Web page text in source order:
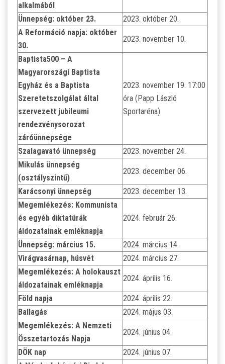
alkalmából
Ünnepség: október 23.
2023. október 20.
A Reformáció napja: október
30.
2023. november 10.
Baptista500 – A
Magyarországi Baptista
Egyház és a Baptista
Szeretetszolgálat által
szervezett jubileumi
rendezvénysorozat
záróünnepsége
2023. november 19. 17:00
óra (Papp László
Sportaréna)
Szalagavató ünnepség
2023. november 24.
Mikulás ünnepség
(osztályszintű)
2023. december 06.
Karácsonyi ünnepség
2023. december 13.
Megemlékezés: Kommunista
és egyéb diktatúrák
áldozatainak emléknapja
2024. február 26.
Ünnepség: március 15.
2024. március 14.
Virágvasárnap, húsvét
2024. március 27.
Megemlékezés: A holokauszt
áldozatainak emléknapja
2024. április 16.
Föld napja
2024. április 22.
Ballagás
2024. május 03.
Megemlékezés: A Nemzeti
Összetartozás Napja
2024. június 04.
DÖK nap
2024. június 07.